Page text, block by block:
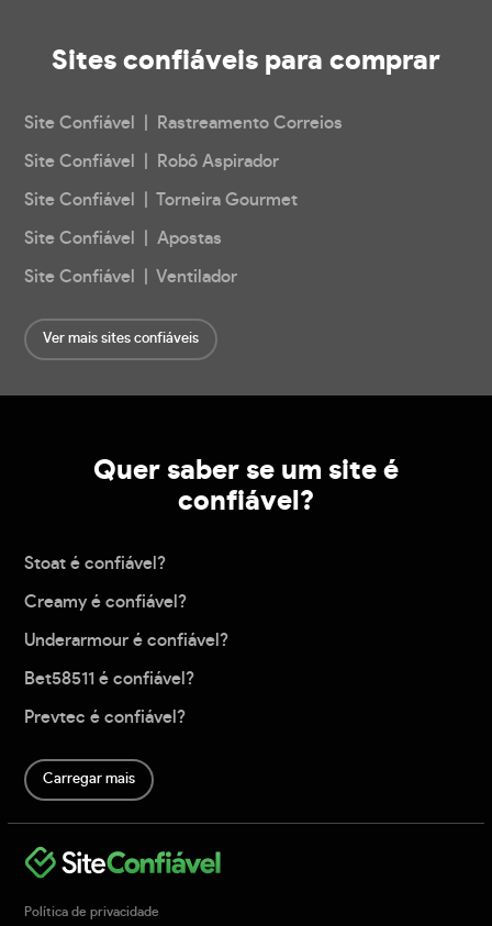
Sites confiáveis para comprar
Site Confiável | Rastreamento Correios
Site Confiável | Robô Aspirador
Site Confiável | Torneira Gourmet
Site Confiável | Apostas
Site Confiável | Ventilador
Ver mais sites confiáveis
Quer saber se um site é
confiável?
Stoat é confiável?
Creamy é confiável?
Underarmour é confiável?
Bet58511 é confiável?
Prevtec é confiável?
Carregar mais
Política de privacidade